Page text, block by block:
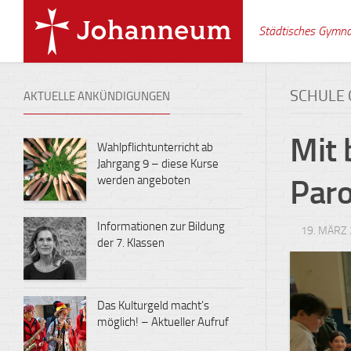
Städtisches
SCHULE
Mit
19.
AKTUELLE ANKÜNDIGUNGEN
Wahlpflichtunterricht ab
Jahrgang 9 – diese Kurse
werden angeboten
Informationen zur Bildung
der 7. Klassen
Das Kulturgeld macht’s
möglich! – Aktueller Aufruf